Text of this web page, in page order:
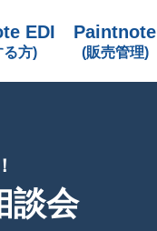
EDI
る方)
Paintnote
(販売管理)
談会